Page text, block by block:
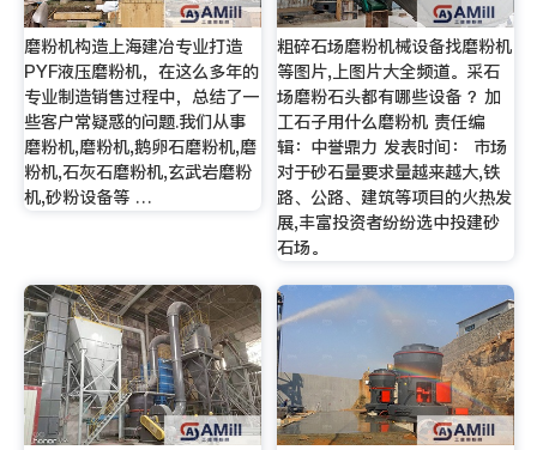
磨粉机构造上海建冶专业打造
PYF液压磨粉机，在这么多年的
专业制造销售过程中，总结了一
些客户常疑惑的问题.我们从事
磨粉机,磨粉机,鹅卵石磨粉机,磨
粉机,石灰石磨粉机,玄武岩磨粉
机,砂粉设备等 …
粗碎石场磨粉机械设备找磨粉机
等图片,上图片大全频道。采石
场磨粉石头都有哪些设备 ？加
工石子用什么磨粉机 责任编
辑：中誉鼎力 发表时间： 市场
对于砂石量要求量越来越大,铁
路、公路、建筑等项目的火热发
展,丰富投资者纷纷选中投建砂
石场。